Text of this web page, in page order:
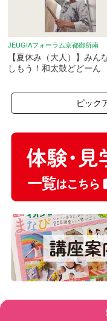
JEUGIAフォーラム京都御所南
【夏休み（大人）】みん
しもう！和太鼓どどーん
ピック